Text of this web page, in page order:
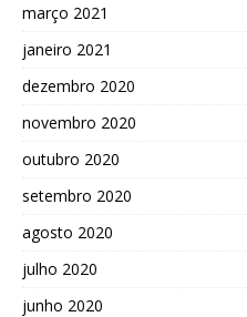
março 2021
janeiro 2021
dezembro 2020
novembro 2020
outubro 2020
setembro 2020
agosto 2020
julho 2020
junho 2020